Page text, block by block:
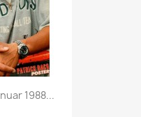
1988...